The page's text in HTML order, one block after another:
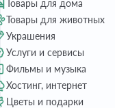
Товары для дома
Товары для животных
Украшения
Услуги и сервисы
Фильмы и музыка
Хостинг, интернет
Цветы и подарки